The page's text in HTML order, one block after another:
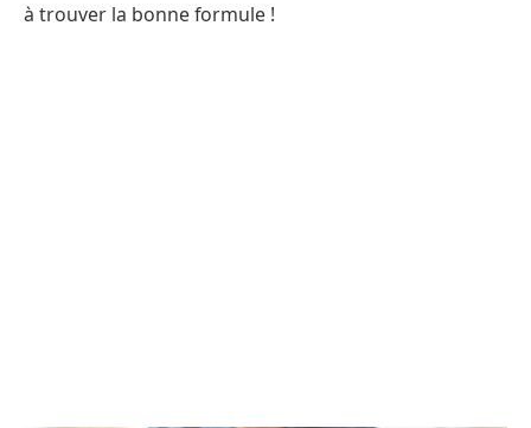
à trouver la bonne formule !